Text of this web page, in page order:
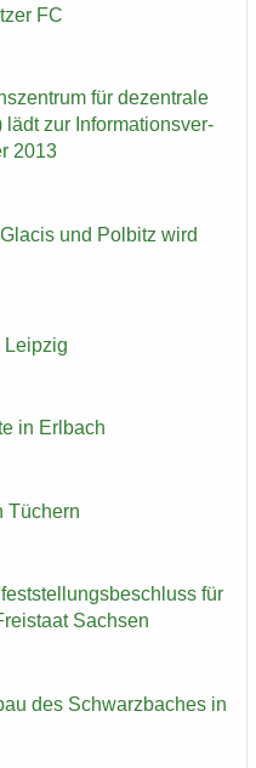
FC
für de­zen­tra­le
lädt zur In­for­ma­ti­ons­ver­
2013
und Pol­bitz wird
Leip­zig
in Erl­bach
Tü­chern
für
Sach­sen
des Schwarz­ba­ches in